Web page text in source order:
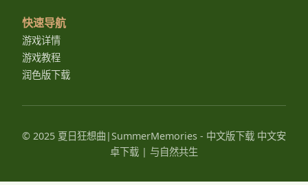
快速导航
游戏详情
游戏教程
润色版下载
© 2025 夏日狂想曲|SummerMemories - 中文版下载 中文安
卓下载 | 与自然共生